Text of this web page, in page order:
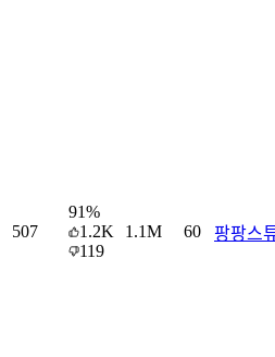
507
91%
1.2K
119
1.1M 60 팡팡스